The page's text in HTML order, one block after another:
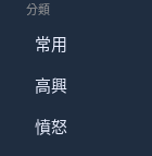
分類
常用
高興
憤怒